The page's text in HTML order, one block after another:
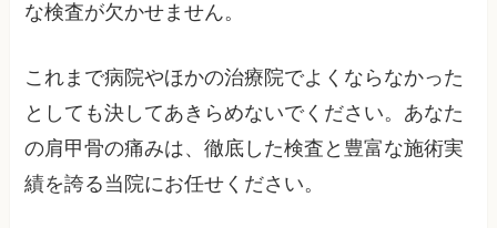
な検査が欠かせません。
これまで病院やほかの治療院でよくならなかった
としても決してあきらめないでください。あなた
の肩甲骨の痛みは、徹底した検査と豊富な施術実
績を誇る当院にお任せください。